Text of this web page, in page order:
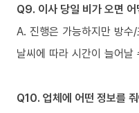
Q9. 이사 당일 비가 오면
A. 진행은 가능하지만 방수
날씨에 따라 시간이 늘어날
Q10. 업체에 어떤 정보를